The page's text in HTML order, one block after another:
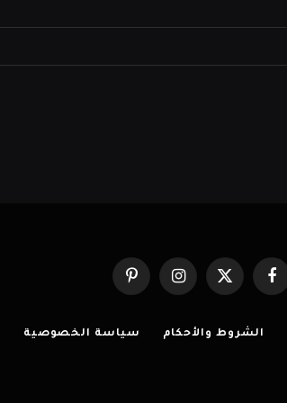
فيسبوك X
الانستغرامبينتيريست
الشروط والأحكام سياسة الخصوصية